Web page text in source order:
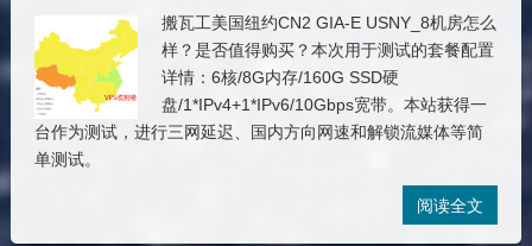
搬瓦工美国纽约CN2 GIA-E USNY_8机房怎么
样？是否值得购买？本次用于测试的套餐配置
详情：6核/8G内存/160G SSD硬
盘/1*IPv4+1*IPv6/10Gbps宽带。本站获得一
台作为测试，进行三网延迟、国内方向网速和解锁流媒体等简
单测试。
阅读全文